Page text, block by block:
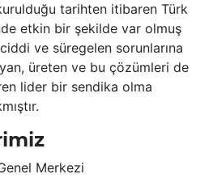
tarihten itibaren Türk
etkin bir şekilde var olmuş
ciddi ve süregelen sorunlarına
üreten ve bu çözümleri de
lider bir sendika olma
Merkezi